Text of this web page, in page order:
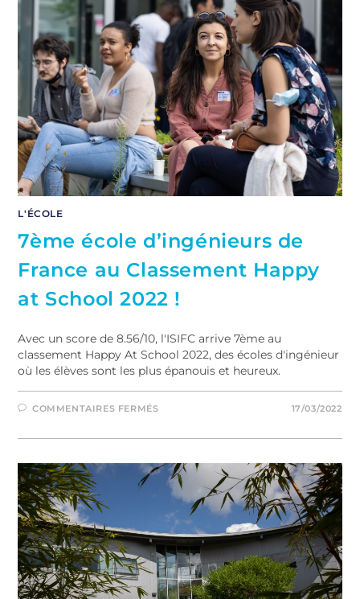
L'ÉCOLE
7ème école d’ingénieurs de
France au Classement Happy
at School 2022 !
Avec un score de 8.56/10, l'ISIFC arrive 7ème au
classement Happy At School 2022, des écoles d'ingénieur
où les élèves sont les plus épanouis et heureux.
COMMENTAIRES FERMÉS 17/03/2022